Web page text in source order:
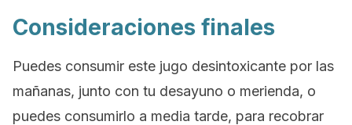
Consideraciones finales
Puedes consumir este jugo desintoxicante por las
mañanas, junto con tu desayuno o merienda, o
puedes consumirlo a media tarde, para recobrar